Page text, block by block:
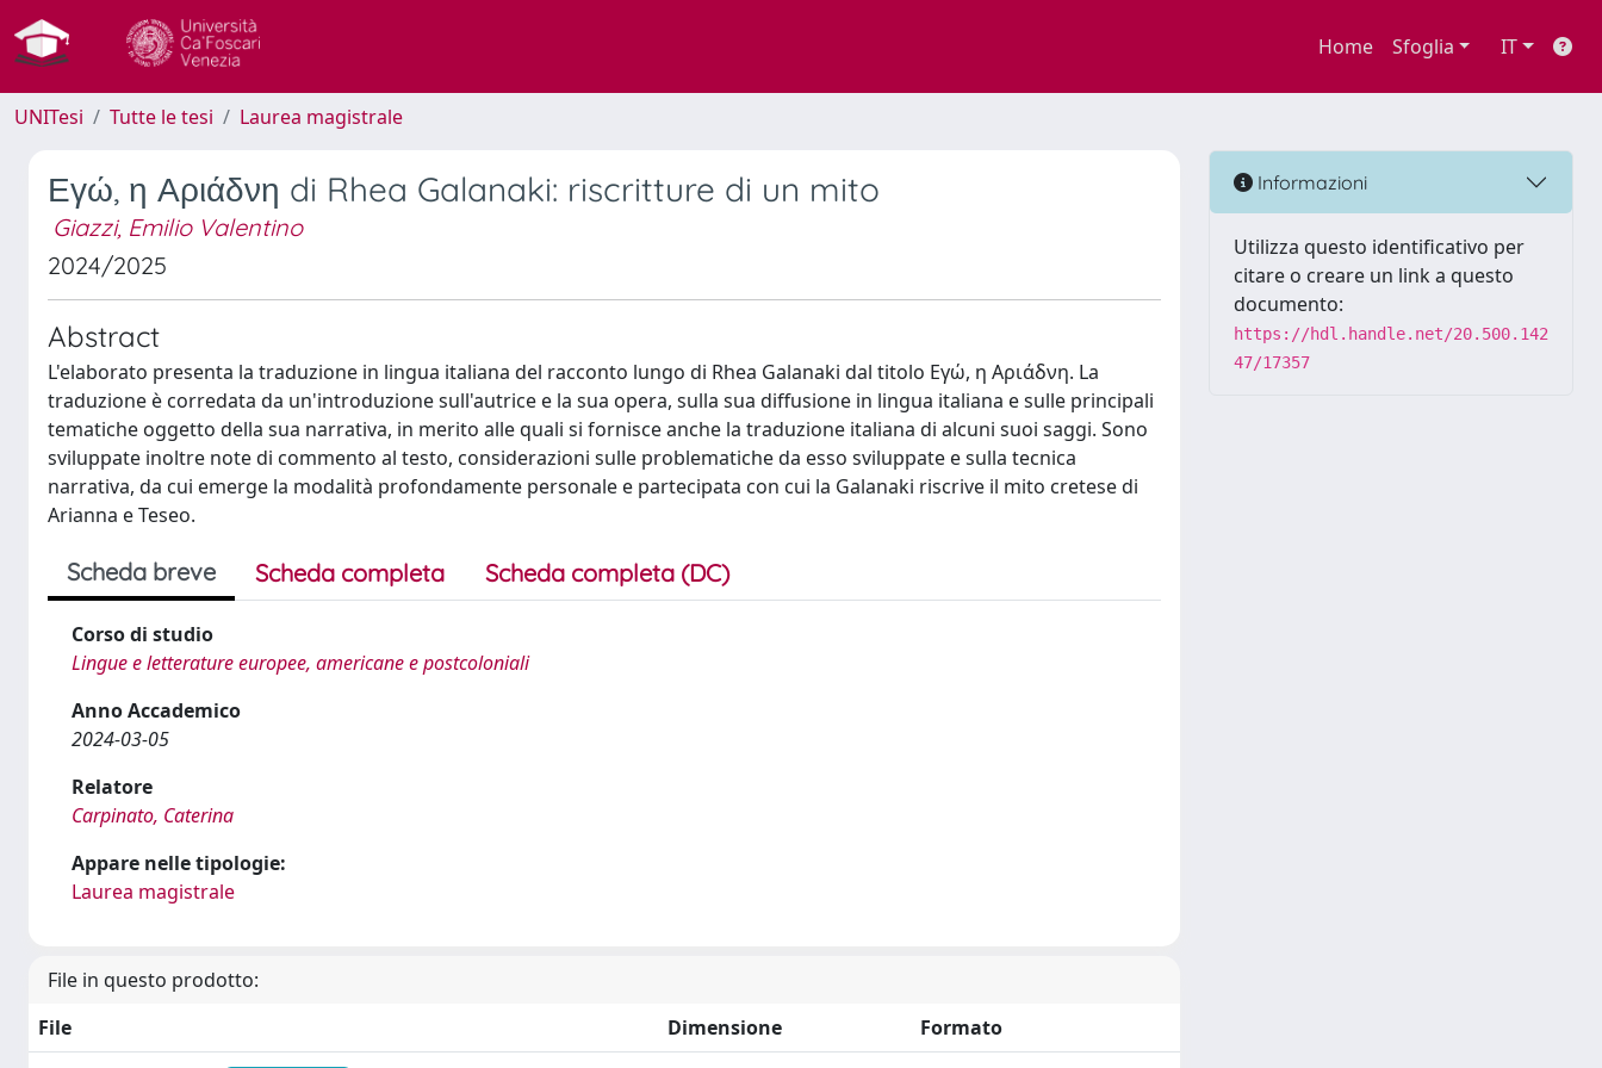
Home Sfoglia IT
UNITesi Tutte le tesi Laurea magistrale
Εγώ, η Αριάδνη di Rhea Galanaki: riscritture di un mito
Giazzi, Emilio Valentino
2024/2025
Abstract
L'elaborato presenta la traduzione in lingua italiana del racconto lungo di Rhea Galanaki dal titolo Εγώ, η Αριάδνη. La
traduzione è corredata da un'introduzione sull'autrice e la sua opera, sulla sua diffusione in lingua italiana e sulle principali
tematiche oggetto della sua narrativa, in merito alle quali si fornisce anche la traduzione italiana di alcuni suoi saggi. Sono
sviluppate inoltre note di commento al testo, considerazioni sulle problematiche da esso sviluppate e sulla tecnica
narrativa, da cui emerge la modalità profondamente personale e partecipata con cui la Galanaki riscrive il mito cretese di
Arianna e Teseo.
Scheda breve Scheda completa Scheda completa (DC)
Corso di studio
Lingue e letterature europee, americane e postcoloniali
Anno Accademico
2024-03-05
Relatore
Carpinato, Caterina
Appare nelle tipologie:
Laurea magistrale
File in questo prodotto:
File
Dimensione
Formato
Informazioni
Utilizza questo identificativo per
citare o creare un link a questo
documento:
https://hdl.handle.net/20.500.142
47/17357